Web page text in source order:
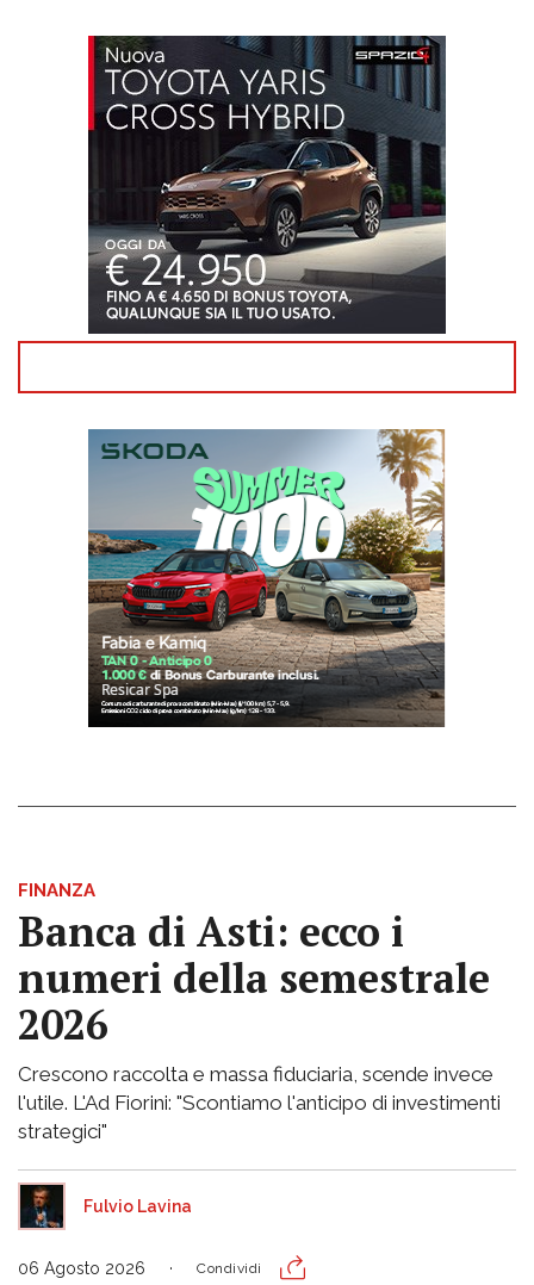
FINANZA
Banca di Asti: ecco i
numeri della semestrale
2026
Crescono raccolta e massa fiduciaria, scende invece
l'utile. L'Ad Fiorini: "Scontiamo l'anticipo di investimenti
strategici"
Fulvio Lavina
06 Agosto 2026 Condividi